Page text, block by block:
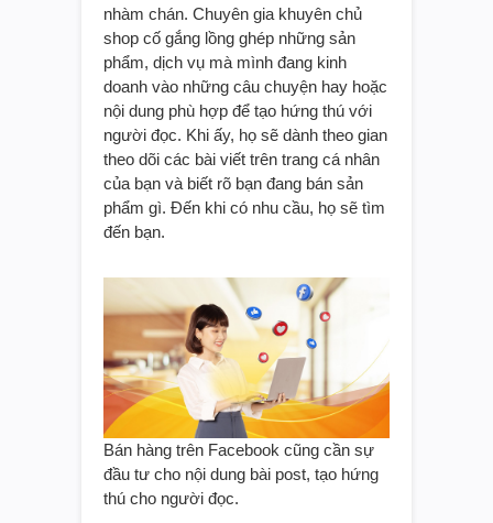
nhàm chán. Chuyên gia khuyên chủ
shop cố gắng lồng ghép những sản
phẩm, dịch vụ mà mình đang kinh
doanh vào những câu chuyện hay hoặc
nội dung phù hợp để tạo hứng thú với
người đọc. Khi ấy, họ sẽ dành theo gian
theo dõi các bài viết trên trang cá nhân
của bạn và biết rõ bạn đang bán sản
phẩm gì. Đến khi có nhu cầu, họ sẽ tìm
đến bạn.
Bán hàng trên Facebook cũng cần sự
đầu tư cho nội dung bài post, tạo hứng
thú cho người đọc.